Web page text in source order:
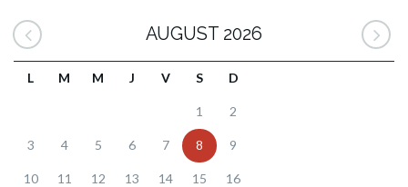
AUGUST 2026
L M M J V S D
1 2
3 4 5 6 7 8 9
10 11 12 13 14 15 16